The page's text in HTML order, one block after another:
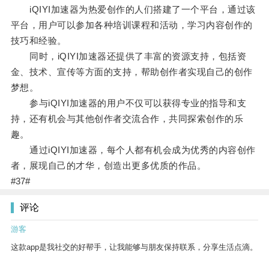
iQIYI加速器为热爱创作的人们搭建了一个平台，通过该
平台，用户可以参加各种培训课程和活动，学习内容创作的
技巧和经验。
同时，iQIYI加速器还提供了丰富的资源支持，包括资
金、技术、宣传等方面的支持，帮助创作者实现自己的创作
梦想。
参与iQIYI加速器的用户不仅可以获得专业的指导和支
持，还有机会与其他创作者交流合作，共同探索创作的乐
趣。
通过iQIYI加速器，每个人都有机会成为优秀的内容创作
者，展现自己的才华，创造出更多优质的作品。
#37#
评论
游客
这款app是我社交的好帮手，让我能够与朋友保持联系，分享生活点滴。